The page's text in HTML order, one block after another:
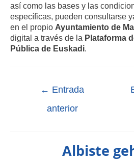
así como las bases y las
específicas, pueden consultarse
en el propio Ayuntamiento de
digital a través de la Plataforma
Pública de Euskadi.
← Entrada
anterior
Albiste